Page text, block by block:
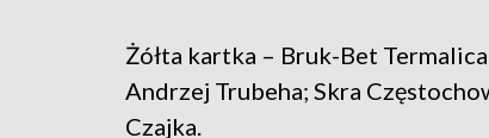
Żółta kartka – Bruk-Bet
Andrzej Trubeha; Skra
Czajka.